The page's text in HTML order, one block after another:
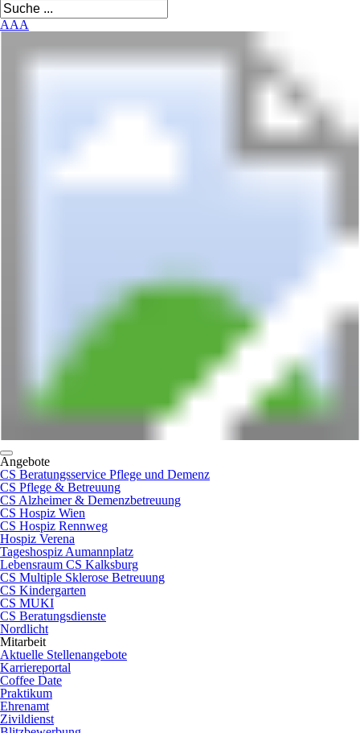
AAA
Angebote
CS Beratungsservice Pflege und Demenz
CS Pflege & Betreuung
CS Alzheimer & Demenzbetreuung
CS Hospiz Wien
CS Hospiz Rennweg
Hospiz Verena
Tageshospiz Aumannplatz
Lebensraum CS Kalksburg
CS Multiple Sklerose Betreuung
CS Kindergarten
CS MUKI
CS Beratungsdienste
Nordlicht
Mitarbeit
Aktuelle Stellenangebote
Karriereportal
Coffee Date
Praktikum
Ehrenamt
Zivildienst